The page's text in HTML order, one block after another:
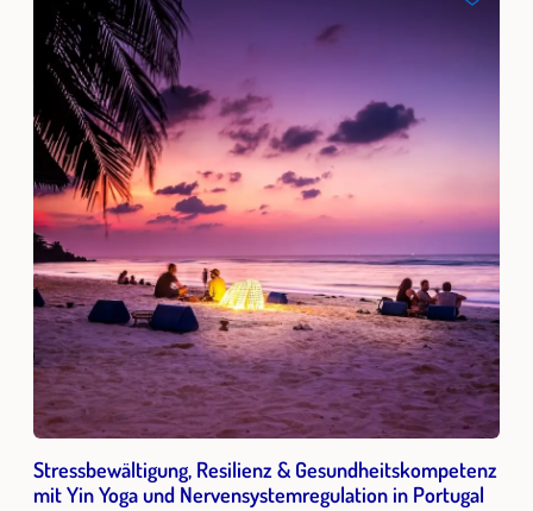
Stressbewältigung, Resilienz & Gesundheitskompetenz
mit Yin Yoga und Nervensystemregulation in Portugal